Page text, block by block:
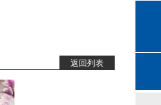
返回列表